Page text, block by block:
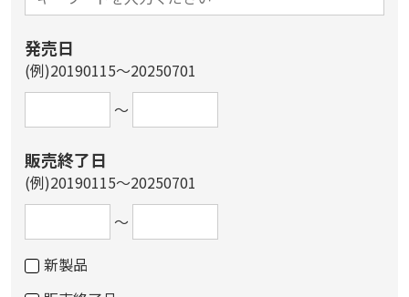
発売日
(例)20190115～20250701
～
販売終了日
(例)20190115～20250701
～
新製品